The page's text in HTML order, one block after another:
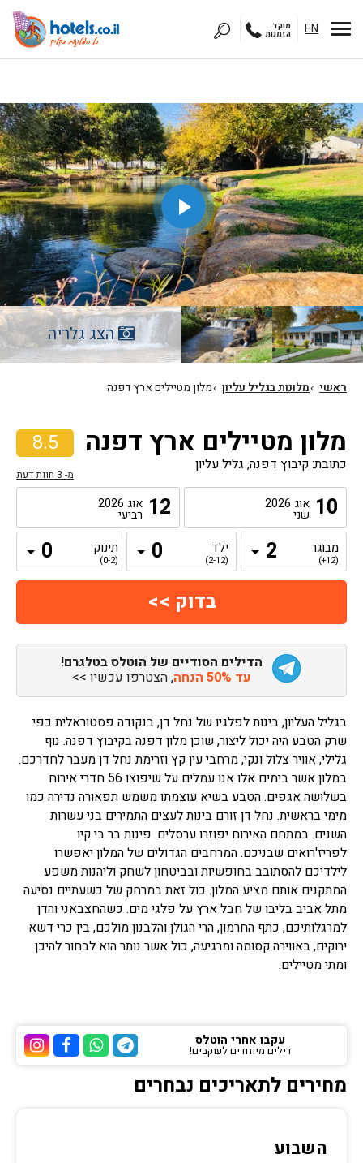
EN מוקד
הזמנות
הצג גלריה
ראשי ›מלונות בגליל עליון ›מלון מטיילים ארץ דפנה
8.5
מ- 3 חוות דעת
מלון מטיילים ארץ דפנה
כתובת: קיבוץ דפנה, גליל עליון
10 אוג 2026
שני 12 אוג 2026
רביעי
מבוגר
(12+)
ילד
(2-12)
תינוק
(0-2)
הדילים הסודיים של הוטלס בטלגרם!
עד 50% הנחה , הצטרפו עכשיו >>
בגליל העליון, בינות לפלגיו של נחל דן, בנקודה פסטוראלית כפי
שרק הטבע היה יכול ליצור, שוכן מלון דפנה בקיבוץ דפנה. נוף
גלילי, אוויר צלול ונקי, מרחבי עין קץ וזרימת נחל דן מעבר לחדרכם.
במלון אשר בימים אלו אנו עמלים על שיפוצו 56 חדרי אירוח
בשלושה אגפים. הטבע בשיא עוצמתו משמש תפאורה נדירה כמו
מימי בראשית. נחל דן זורם בינות לעצים התמירים בני עשרות
השנים. במתחם האירוח יפוזרו ערסלים. פינות בר בי קיו
לפריז'רואים שבניכם. המרחבים הגדולים של המלון יאפשרו
לילדיכם להסתובב בחופשיות ובביטחון לשחק וליהנות משפע
המתקנים אותם מציע המלון. כול זאת במרחק של כשעתיים נסיעה
מתל אביב בליבו של חבל ארץ על פלגי מים. כשהחצבאני והדן
למרגלותיכם, כתף החרמון, הרי הגולן והלבנון מולכם, בין כרי דשא
ירוקים, באווירה קסומה ומרגיעה, כול אשר נותר הוא לבחור להיכן
ומתי מטיילים.
ערוץ ערוץ
ערוץ הוואטסאפ של
ערוץ הטלגרם של הוטלס
עקבו אחרי הוטלס
דילים מיוחדים לעוקבים!
מחירים לתאריכים נבחרים
השבוע